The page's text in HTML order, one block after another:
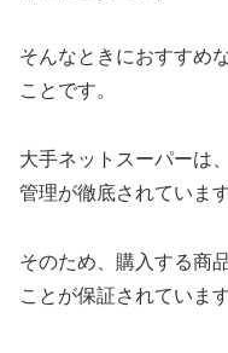
そんなときにおすすめ
ことです。
大手ネットスーパーは
管理が徹底されています
そのため、購入する商
ことが保証されています